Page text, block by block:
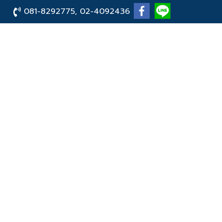
081-8292775, 02-4092436